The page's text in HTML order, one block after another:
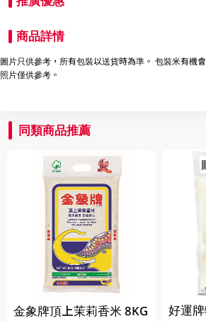
商品詳情
圖片只供參考，所有包裝以送貨時為準。 包裝米有機
照片僅供參考。
同類商品推薦
金象牌頂上茉莉香米 8KG 好運